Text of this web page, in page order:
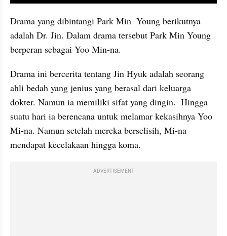
Drama yang dibintangi Park Min  Young berikutnya
adalah Dr. Jin. Dalam drama tersebut Park Min Young
berperan sebagai Yoo Min-na.
Drama ini bercerita tentang Jin Hyuk adalah seorang
ahli bedah yang jenius yang berasal dari keluarga
dokter. Namun ia memiliki sifat yang dingin.  Hingga
suatu hari ia berencana untuk melamar kekasihnya Yoo
Mi-na. Namun setelah mereka berselisih, Mi-na
mendapat kecelakaan hingga koma.
ADVERTISEMENT